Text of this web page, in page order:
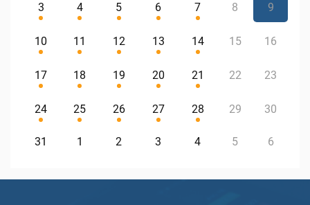
3 4 5 6 7 8 9
10 11 12 13 14 15 16
17 18 19 20 21 22 23
24 25 26 27 28 29 30
31 1 2 3 4 5 6